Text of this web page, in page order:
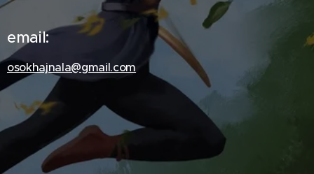
email:
osokhajnala@gmail.com